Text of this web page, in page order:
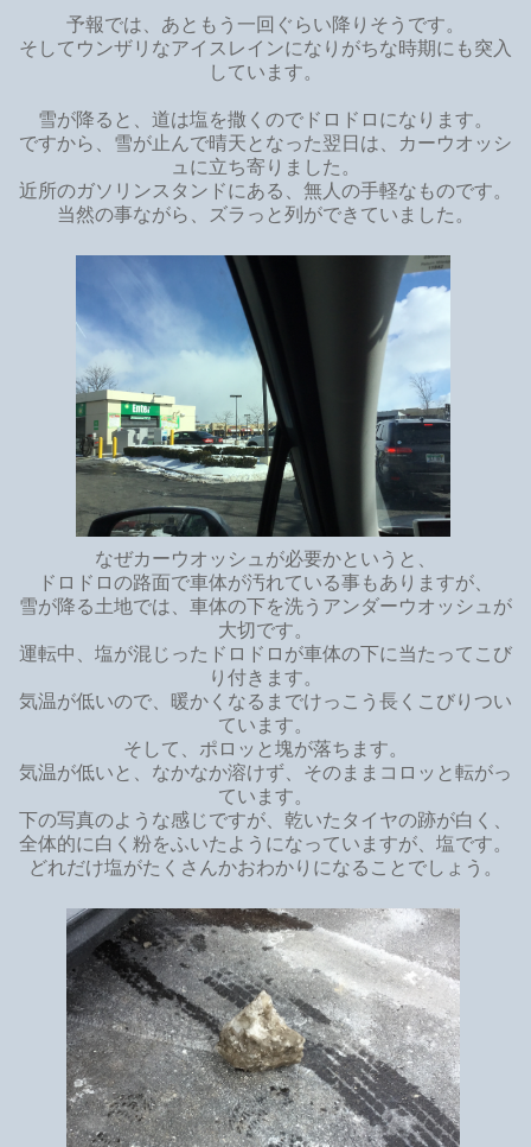
予報では、あともう一回ぐらい降りそうです。
そしてウンザリなアイスレインになりがちな時期にも突入
しています。
雪が降ると、道は塩を撒くのでドロドロになります。
ですから、雪が止んで晴天となった翌日は、カーウオッシ
ュに立ち寄りました。
近所のガソリンスタンドにある、無人の手軽なものです。
当然の事ながら、ズラっと列ができていました。
なぜカーウオッシュが必要かというと、
ドロドロの路面で車体が汚れている事もありますが、
雪が降る土地では、車体の下を洗うアンダーウオッシュが
大切です。
運転中、塩が混じったドロドロが車体の下に当たってこび
り付きます。
気温が低いので、暖かくなるまでけっこう長くこびりつい
ています。
そして、ポロッと塊が落ちます。
気温が低いと、なかなか溶けず、そのままコロッと転がっ
ています。
下の写真のような感じですが、乾いたタイヤの跡が白く、
全体的に白く粉をふいたようになっていますが、塩です。
どれだけ塩がたくさんかおわかりになることでしょう。